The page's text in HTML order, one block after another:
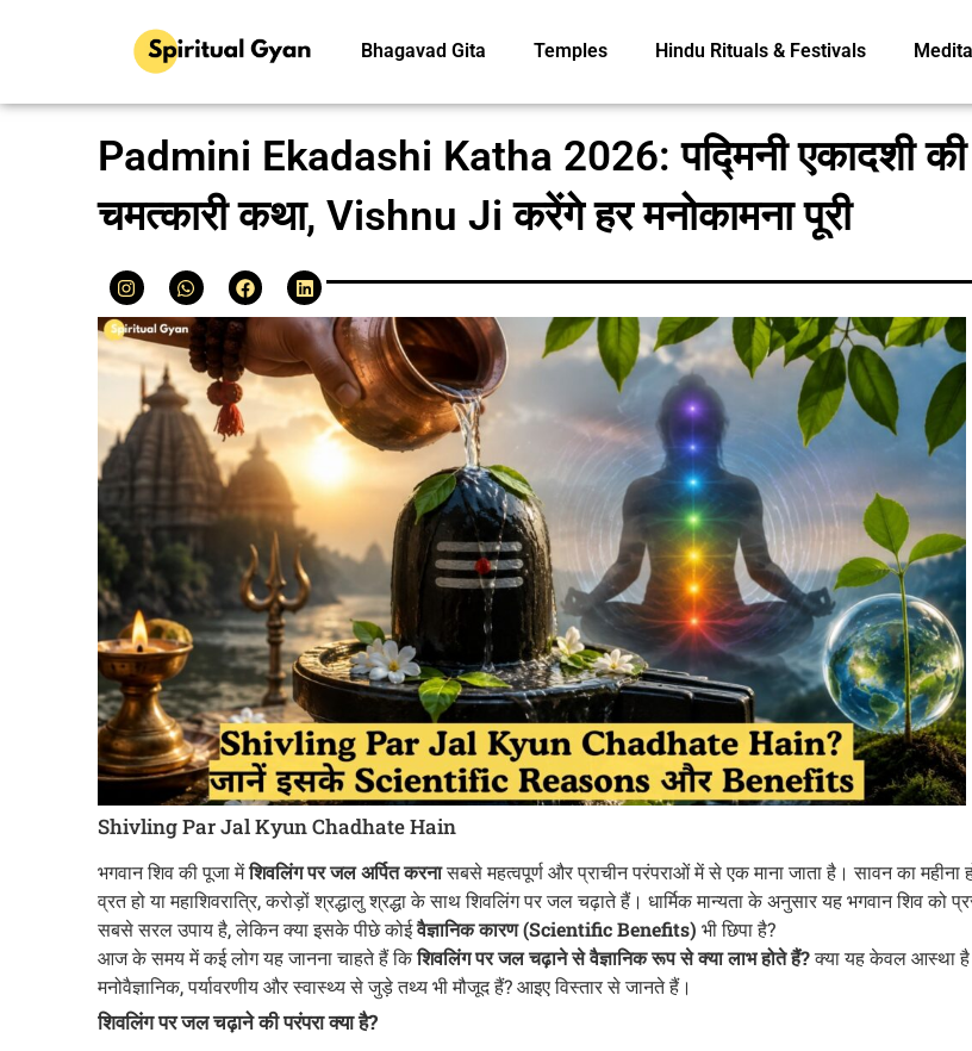
Bhagavad Gita Temples Hindu Rituals & Festivals
Padmini Ekadashi Katha 2026: पद्मिनी एकादशी की
चमत्कारी कथा, Vishnu Ji करेंगे हर मनोकामना पूरी
Shivling Par Jal Kyun Chadhate Hain
भगवान शिव की पूजा मेंशिवलिंग पर जल अर्पित करनासबसे महत्वपूर्ण और प्राचीन परंपराओं में से एक माना जाता है। सावन का महीना
व्रत हो या महाशिवरात्रि, करोड़ों श्रद्धालु श्रद्धा के साथ शिवलिंग पर जल चढ़ाते हैं। धार्मिक मान्यता के अनुसार यह भगवान शिव को
सबसे सरल उपाय है, लेकिन क्या इसके पीछे कोईवैज्ञानिक कारण (Scientific Benefits) भी छिपा है?
आज के समय में कई लोग यह जानना चाहते हैं किशिवलिंग पर जल चढ़ाने से वैज्ञानिक रूप से क्या लाभ होते हैं?क्या यह केवल आस्था है
मनोवैज्ञानिक, पर्यावरणीय और स्वास्थ्य से जुड़े तथ्य भी मौजूद हैं? आइए विस्तार से जानते हैं।
शिवलिंग पर जल चढ़ाने की परंपरा क्या है?